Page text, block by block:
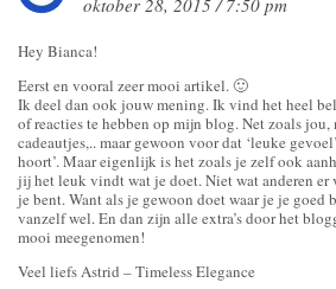
oktober 28, 2015 / 7:50 pm
Hey Bianca!
Eerst en vooral zeer mooi artikel. 🙂
Ik deel dan ook jouw mening. Ik vind het heel
of reacties te hebben op mijn blog. Net zoals
cadeautjes,.. maar gewoon voor dat ‘leuke
hoort’. Maar eigenlijk is het zoals je zelf ook
jij het leuk vindt wat je doet. Niet wat anderen er
je bent. Want als je gewoon doet waar je je goed
vanzelf wel. En dan zijn alle extra’s door het
mooi meegenomen!
Veel liefs Astrid – Timeless Elegance